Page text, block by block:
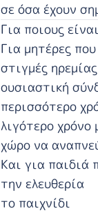
σε όσα έχουν
Για ποιους
Για μητέρες
στιγμές
ουσιαστική
περισσότερο
λιγότερο
χώρο να
Και για παιδιά
την ελευθερία
το παιχνίδι